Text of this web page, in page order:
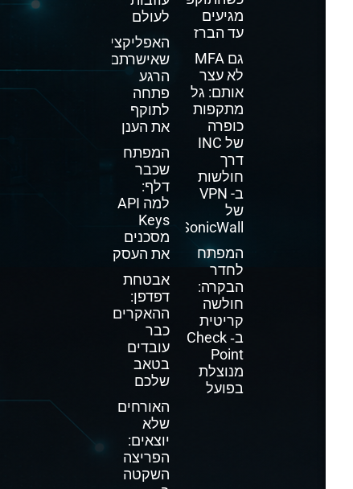
מגיעים
עד הברז
גם MFA
לא עצר
אותם: גל
מתקפות
כופרה
של INC
דרך
חולשות
ב- VPN
של
SonicWall
המפתח
לחדר
הבקרה:
חולשה
קריטית
ב‑ Check
Point
מנוצלת
בפועל
לעולם
האפליקציה
שאישרתם
הרגע
פתחה
לתוקף
את הענן
המפתח
שכבר
דלף:
למה API
Keys
מסכנים
את העסק
אבטחת
דפדפן:
ההאקרים
כבר
עובדים
בטאב
שלכם
האורחים
שלא
יוצאים:
הפריצה
השקטה